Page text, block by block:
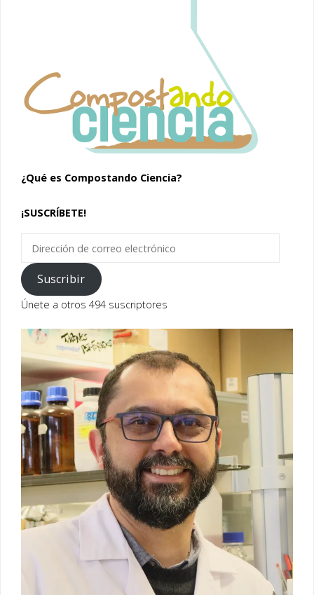
¿Qué es Compostando Ciencia?
¡SUSCRÍBETE!
correo
electrónico
Suscribir
Únete a otros 494 suscriptores